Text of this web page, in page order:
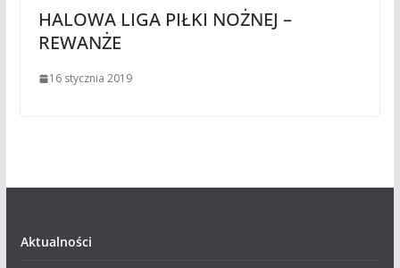
HALOWA LIGA PIŁKI NOŻNEJ –
REWANŻE
16 stycznia 2019
Aktualności